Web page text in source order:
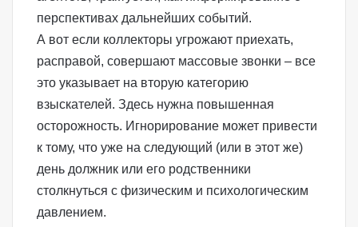
перспективах дальнейших событий.
А вот если коллекторы угрожают приехать,
расправой, совершают массовые звонки – все
это указывает на вторую категорию
взыскателей. Здесь нужна повышенная
осторожность. Игнорирование может привести
к тому, что уже на следующий (или в этот же)
день должник или его родственники
столкнуться с физическим и психологическим
давлением.